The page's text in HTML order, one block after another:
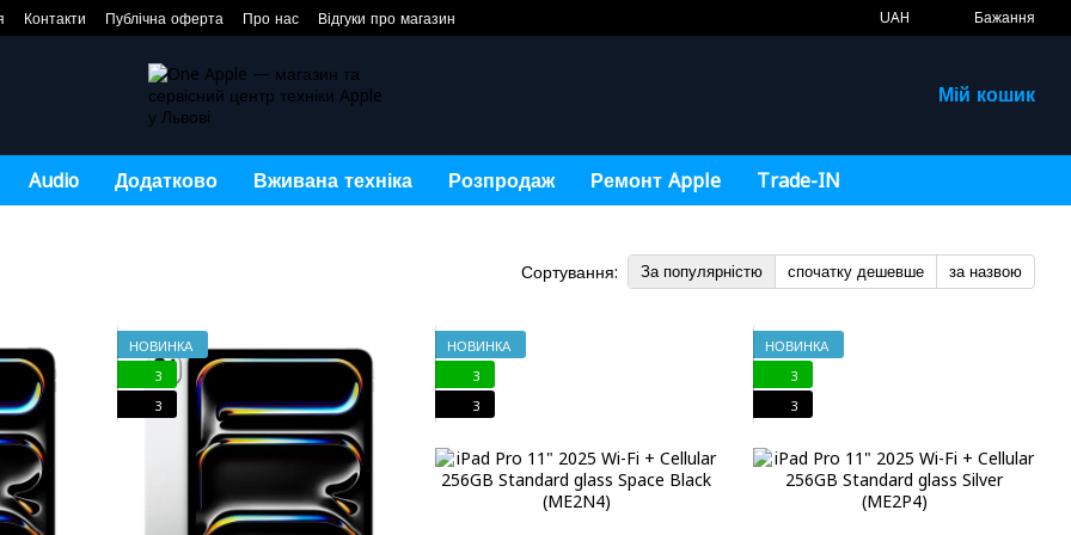
Контакти Публічна оферта Про нас Відгуки про магазин UAH Бажання
Мій кошик
Audio Додатково Вживана техніка Розпродаж Ремонт Apple Trade-IN
Сортування: За популярністю спочатку дешевше за назвою
НОВИНКА
3
3
НОВИНКА
3
3
НОВИНКА
3
3